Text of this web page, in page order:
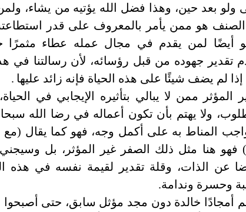
بعد حين، وهذا فضل الله يؤتيه من يشاء،
هو ممن يأمر بالمعروف على قدر
أيضًا لمن يقدم في مجال عمله عطاء مثمرًا
تقدير جهوده من قبل رؤسائه، لأن رسالتنا في
لم يضف شيئًا على هذه الحياة فإنه زائد عليها .
ممن لا يبالي بتأثيره الإيجابي في
ولا يهتم بأن تكون أعماله في رضا الله
المناط به على أكمل وجه، فهو كما يقال (مع
هنا مثل ذلك الصفر غير المؤثر، بل وسيجني
عن الذات، وقلة تقدير لقيمة نفسه في هذه
وحسرة وندامة.
أمجادًا خالدة دون مجد مؤثل سابق، حتى أصبحوا